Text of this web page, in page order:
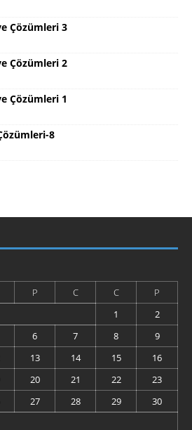
Çözümleri 3
Çözümleri 2
Çözümleri 1
8
P C C
P
1
2
6 7 8
9
13 14 15
16
20 21 22
23
27 28 29
30